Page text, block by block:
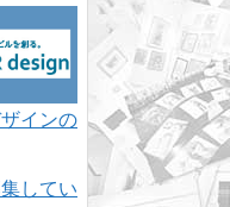
インの